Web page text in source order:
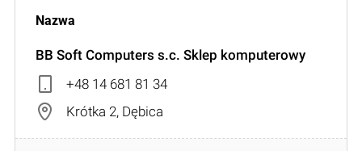
BB Soft Computers s.c. Sklep komputerowy
+48 14 681 81 34
Krótka 2, Dębica